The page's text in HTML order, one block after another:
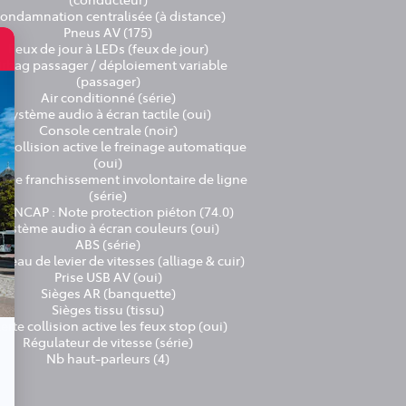
centralisée (à distance)
Pneus AV (175)
Feux de jour à LEDs (feux de jour)
passager / déploiement variable
(passager)
Air conditionné (série)
Système audio à écran tactile (oui)
Console centrale (noir)
collision active le freinage automatique
(oui)
de franchissement involontaire de ligne
(série)
NCAP : Note protection piéton (74.0)
audio à écran couleurs (oui)
ABS (série)
de levier de vitesses (alliage & cuir)
Prise USB AV (oui)
Sièges AR (banquette)
Sièges tissu (tissu)
Alerte collision active les feux stop (oui)
Régulateur de vitesse (série)
Nb haut-parleurs (4)